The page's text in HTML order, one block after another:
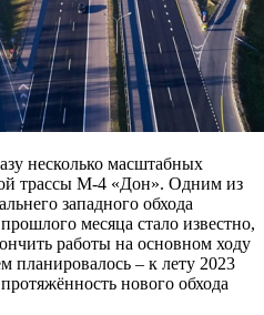
несколько масштабных
трассы М-4 «Дон». Одним из
западного обхода
месяца стало известно,
работы на основном ходу
планировалось – к лету 2023
нового обхода